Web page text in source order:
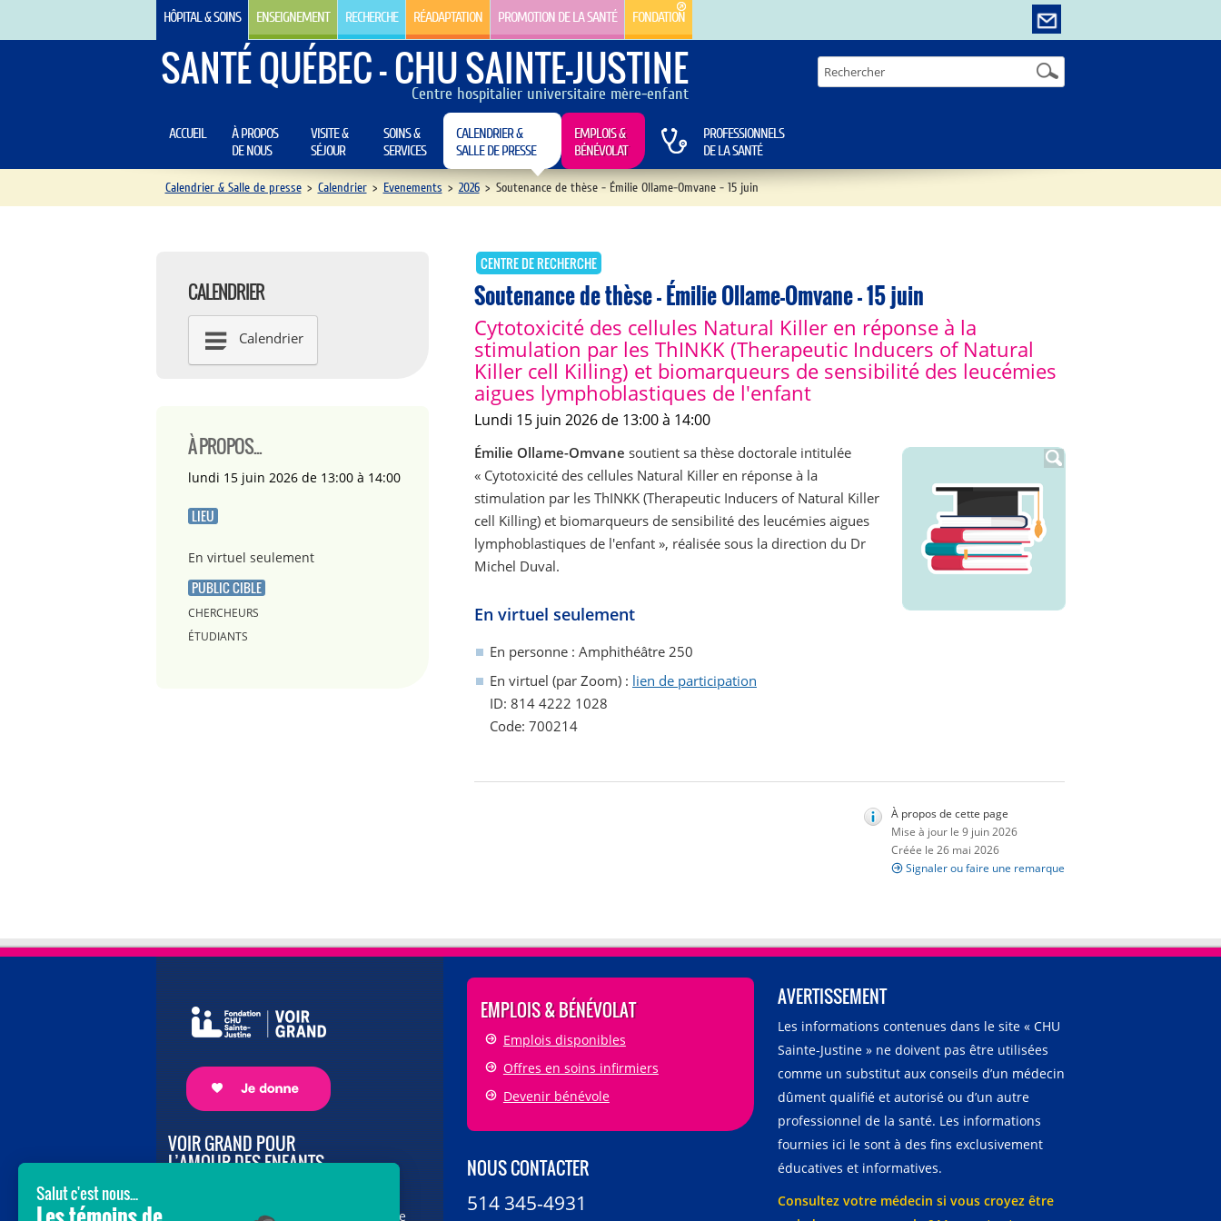
HÔPITAL & SOINS ENSEIGNEMENT RECHERCHE RÉADAPTATION PROMOTION DE LA SANTÉ FONDATION
SANTÉ QUÉBEC - CHU SAINTE-JUSTINE
Centre hospitalier universitaire mère-enfant
ACCUEIL
À PROPOS
DE NOUS
VISITE &
SÉJOUR
SOINS &
SERVICES
CALENDRIER &
SALLE DE PRESSE
EMPLOIS &
BÉNÉVOLAT
PROFESSIONNELS
DE LA SANTÉ
Calendrier & Salle de presse > Calendrier > Evenements > 2026 > Soutenance de thèse - Émilie Ollame-Omvane - 15 juin
CALENDRIER
Calendrier
À PROPOS...
lundi 15 juin 2026 de 13:00 à 14:00
LIEU
En virtuel seulement
PUBLIC CIBLE
CHERCHEURS
ÉTUDIANTS
CENTRE DE RECHERCHE
Soutenance de thèse - Émilie Ollame-Omvane - 15 juin
Cytotoxicité des cellules Natural Killer en réponse à la
stimulation par les ThINKK (Therapeutic Inducers of Natural
Killer cell Killing) et biomarqueurs de sensibilité des leucémies
aigues lymphoblastiques de l'enfant
lundi 15 juin 2026 de 13:00 à 14:00
Émilie Ollame-Omvane soutient sa thèse doctorale intitulée
« Cytotoxicité des cellules Natural Killer en réponse à la
stimulation par les ThINKK (Therapeutic Inducers of Natural Killer
cell Killing) et biomarqueurs de sensibilité des leucémies aigues
lymphoblastiques de l'enfant », réalisée sous la direction du Dr
Michel Duval.
En virtuel seulement
En personne : Amphithéâtre 250
En virtuel (par Zoom) : lien de participation
ID: 814 4222 1028
Code: 700214
À propos de cette page
Mise à jour le 9 juin 2026
Créée le 26 mai 2026
Signaler ou faire une remarque
VOIR GRAND POUR
L’AMOUR DES ENFANTS
vous au cœur de la campagne majeure
EMPLOIS & BÉNÉVOLAT
Emplois disponibles
Offres en soins infirmiers
Devenir bénévole
NOUS CONTACTER
514 345-4931
AVERTISSEMENT
Les informations contenues dans le site « CHU
Sainte-Justine » ne doivent pas être utilisées
comme un substitut aux conseils d’un médecin
dûment qualifié et autorisé ou d’un autre
professionnel de la santé. Les informations
fournies ici le sont à des fins exclusivement
éducatives et informatives.
Consultez votre médecin si vous croyez être